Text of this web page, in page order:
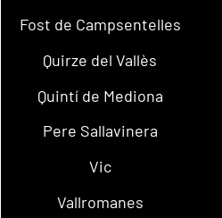
Fost de Campsentelles
Quirze del Vallès
Quintí de Mediona
Pere Sallavinera
Vic
Vallromanes